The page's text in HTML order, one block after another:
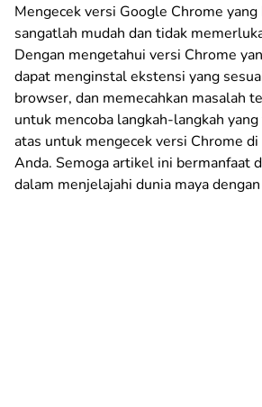
Mengecek versi Google Chrome yang
sangatlah mudah dan tidak
Dengan mengetahui versi Chrome
dapat menginstal ekstensi yang
browser, dan memecahkan masalah
untuk mencoba langkah-langkah
atas untuk mengecek versi Chrome
Anda. Semoga artikel ini bermanfaat
dalam menjelajahi dunia maya